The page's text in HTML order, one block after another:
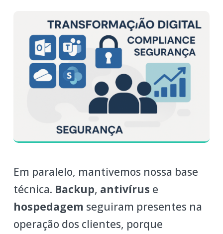
Em paralelo, mantivemos nossa base
técnica. Backup, antivírus e
hospedagem seguiram presentes na
operação dos clientes, porque